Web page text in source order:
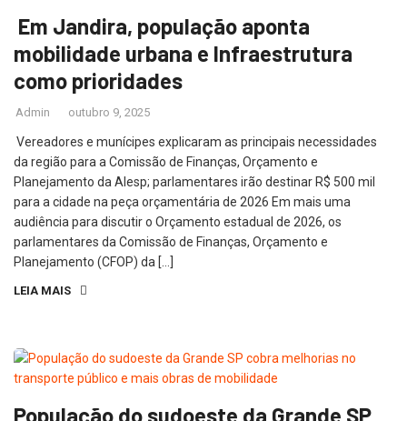
Em Jandira, população aponta
mobilidade urbana e Infraestrutura
como prioridades
Admin outubro 9, 2025
Vereadores e munícipes explicaram as principais necessidades
da região para a Comissão de Finanças, Orçamento e
Planejamento da Alesp; parlamentares irão destinar R$ 500 mil
para a cidade na peça orçamentária de 2026 Em mais uma
audiência para discutir o Orçamento estadual de 2026, os
parlamentares da Comissão de Finanças, Orçamento e
Planejamento (CFOP) da […]
LEIA MAIS
População do sudoeste da Grande SP